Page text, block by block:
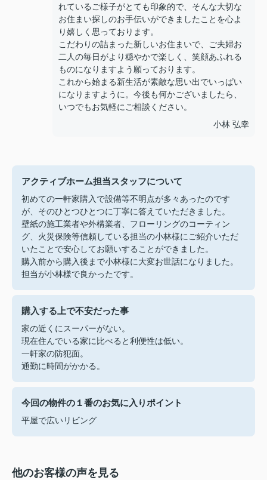
れているご様子がとても印象的で、そんな大切な
お住まい探しのお手伝いができましたことを心よ
り嬉しく思っております。
こだわりの詰まった新しいお住まいで、ご夫婦お
二人の毎日がより穏やかで楽しく、笑顔あふれる
ものになりますよう願っております。
これから始まる新生活が素敵な思い出でいっぱい
になりますように。今後も何かございましたら、
いつでもお気軽にご相談ください。
小林 弘幸
アクティブホーム担当スタッフについて
初めての一軒家購入で設備等不明点が多々あったのです
が、そのひとつひとつに丁寧に答えていただきました。
壁紙の施工業者や外構業者、フローリングのコーティン
グ、火災保険等信頼している担当の小林様にご紹介いただ
いたことで安心してお願いすることができました。
購入前から購入後まで小林様に大変お世話になりました。
担当が小林様で良かったです。
購入する上で不安だった事
家の近くにスーパーがない。
現在住んでいる家に比べると利便性は低い。
一軒家の防犯面。
通勤に時間がかかる。
今回の物件の１番のお気に入りポイント
平屋で広いリビング
他のお客様の声を見る